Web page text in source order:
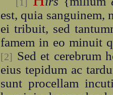
est, quia sanguinem,
ei tribuit, sed
famem in eo minuit
[2] Sed et cerebrum
eius tepidum ac
sunt procellam